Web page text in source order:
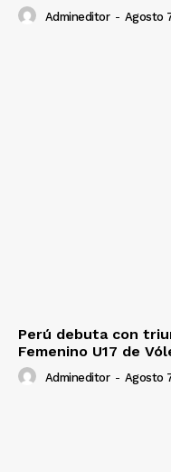
Admineditor - Agosto
Perú debuta con
Femenino U17 de
Admineditor - Agosto